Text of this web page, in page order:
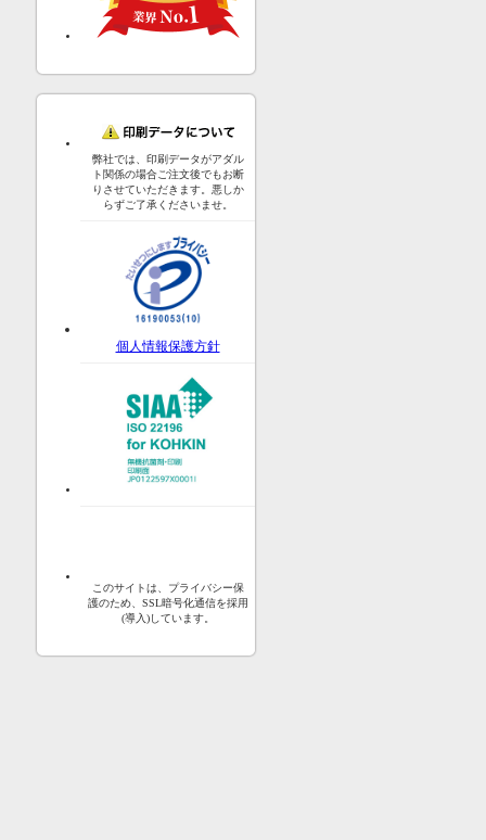
弊社では、印刷データがアダル
ト関係の場合ご注文後でもお断
りさせていただきます。悪しか
らずご了承くださいませ。
個人情報保護方針
このサイトは、プライバシー保
護のため、SSL暗号化通信を採用
(導入)しています。